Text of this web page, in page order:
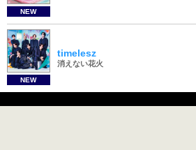
NEW
NEW
timelesz
消えない花火